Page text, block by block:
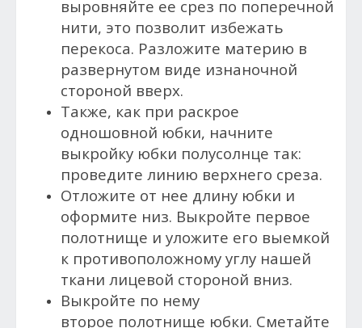
выровняйте ее срез по поперечной
нити, это позволит избежать
перекоса. Разложите материю в
развернутом виде изнаночной
стороной вверх.
Также, как при раскрое
одношовной юбки, начните
выкройку юбки полусолнце так:
проведите линию верхнего среза.
Отложите от нее длину юбки и
оформите низ. Выкройте первое
полотнище и уложите его выемкой
к противоположному углу нашей
ткани лицевой стороной вниз.
Выкройте по нему
второе полотнище юбки. Сметайте